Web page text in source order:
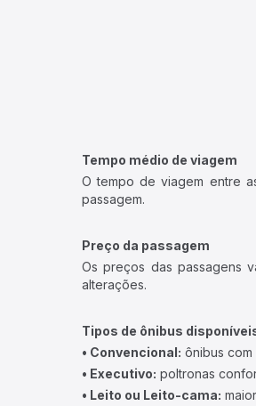
Tempo médio de viagem
O tempo de viagem entre
passagem.
Preço da passagem
Os preços das passagens
alterações.
Tipos de ônibus
• Convencional: ônibus
• Executivo: poltronas
• Leito ou Leito-cama: